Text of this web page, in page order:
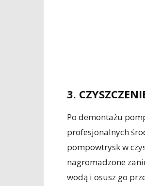
3.
Po demontażu
profesjonalnych
pompowtrysk w
nagromadzone
wodą i osusz go